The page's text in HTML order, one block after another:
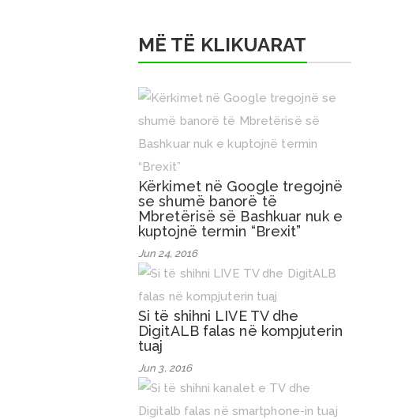
MË TË KLIKUARAT
Kërkimet në Google tregojnë
se shumë banorë të
Mbretërisë së Bashkuar nuk e
kuptojnë termin “Brexit”
Jun 24, 2016
Si të shihni LIVE TV dhe
DigitALB falas në kompjuterin
tuaj
Jun 3, 2016